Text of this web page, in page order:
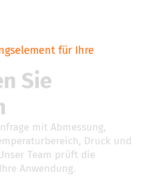
für Ihre
Sie
mit Abmessung,
Druck und
Team prüft die
Anwendung.